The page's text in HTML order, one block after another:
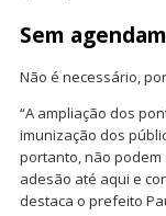
Sem
Não é necessário,
“A ampliação dos
imunização dos
portanto, não
adesão até aqui e
destaca o prefeito